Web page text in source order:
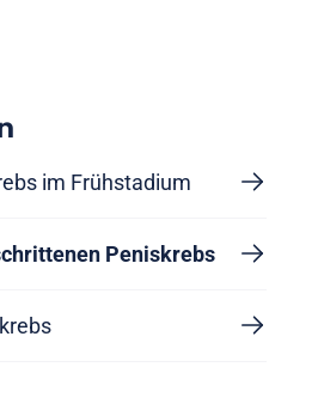
im Frühstadium
Peniskrebs